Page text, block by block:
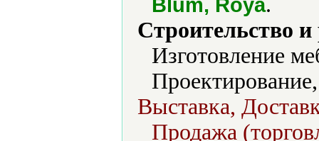
Строительство
Изготовление
Выставка,
Продажа